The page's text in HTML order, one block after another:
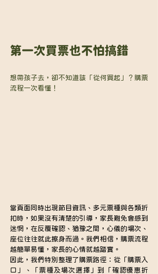
第一次買票也不怕搞錯
想帶孩子去，卻不知道該「從何買起」？購票
流程一次看懂！
當頁面同時出現節目資訊、多元票種與各類折
扣時，如果沒有清楚的引導，家長難免會感到
迷惘，在反覆確認、猶豫之間，心儀的場次、
座位往往就此擦身而過。我們相信，購票流程
越簡單易懂，家長的心情就越踏實。
因此，我們特別整理了購票路徑：從「購票入
口」、「票種及場次選擇」到「確認優惠折